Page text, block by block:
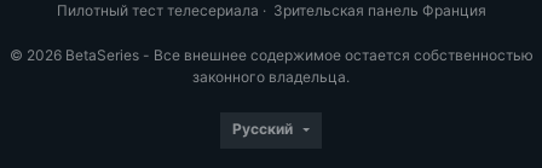
Пилотный тест телесериала · Зрительская панель Франция
© 2026 BetaSeries - Все внешнее содержимое остается собственностью
законного владельца.
Русский